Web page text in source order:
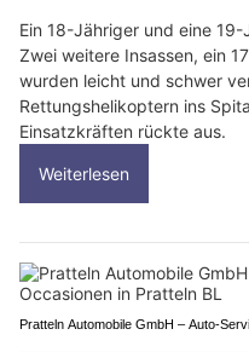
Ein 18-Jähriger und eine
Zwei weitere Insassen, ein
wurden leicht und schwer
Rettungshelikoptern ins
Einsatzkräften rückte aus.
Weiterlesen
Pratteln Automobile GmbH – Auto-